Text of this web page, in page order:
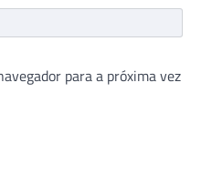
para a próxima vez